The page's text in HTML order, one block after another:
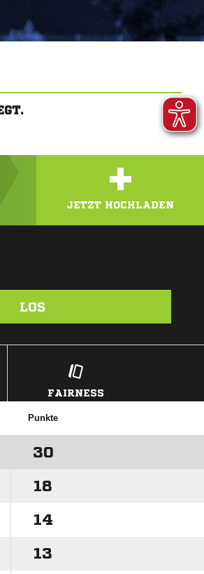
+
JETZT HOCHLADEN
LOS
FAIRNESS
Punkte
30
18
14
13